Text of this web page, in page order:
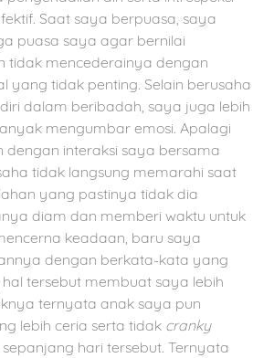
Saat saya berpuasa, saya
puasa saya agar bernilai
tidak mencederainya dengan
yang tidak penting. Selain berusaha
dalam beribadah, saya juga lebih
mengumbar emosi. Apalagi
dengan interaksi saya bersama
tidak langsung memarahi saat
yang pastinya tidak dia
diam dan memberi waktu untuk
keadaan, baru saya
dengan berkata-kata yang
hal tersebut membuat saya lebih
ternyata anak saya pun
lebih ceria serta tidak cranky
hari tersebut. Ternyata